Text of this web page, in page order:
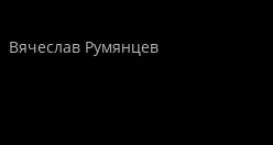
Вячеслав Румянцев